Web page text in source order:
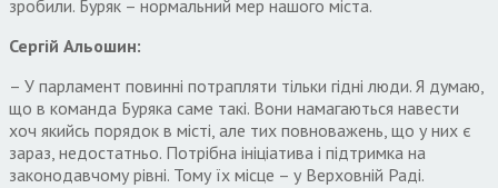
зробили. Буряк – нормальний мер нашого міста.
Сергій Альошин:
– У парламент повинні потрапляти тільки гідні люди. Я думаю,
що в команда Буряка саме такі. Вони намагаються навести
хоч якийсь порядок в місті, але тих повноважень, що у них є
зараз, недостатньо. Потрібна ініціатива і підтримка на
законодавчому рівні. Тому їх місце – у Верховній Раді.